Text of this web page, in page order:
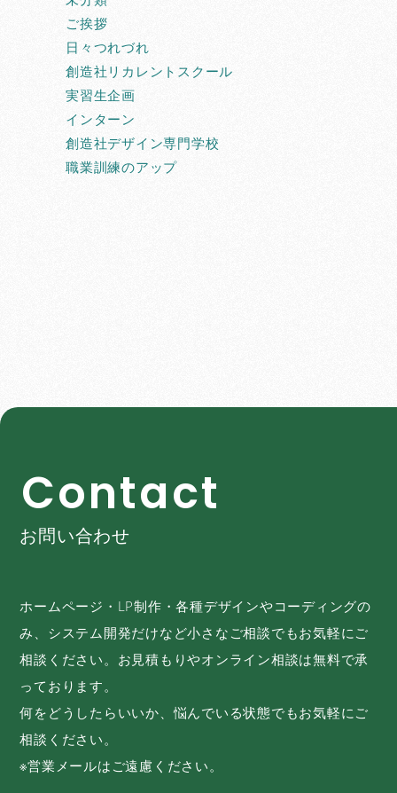
ご挨拶
日々つれづれ
創造社リカレントスクール
実習生企画
インターン
創造社デザイン専門学校
職業訓練のアップ
Contact
お問い合わせ
ホームページ・LP制作・各種デザインやコーディングの
み、システム開発だけなど小さなご相談でもお気軽にご
相談ください。お見積もりやオンライン相談は無料で承
っております。
何をどうしたらいいか、悩んでいる状態でもお気軽にご
相談ください。
※営業メールはご遠慮ください。